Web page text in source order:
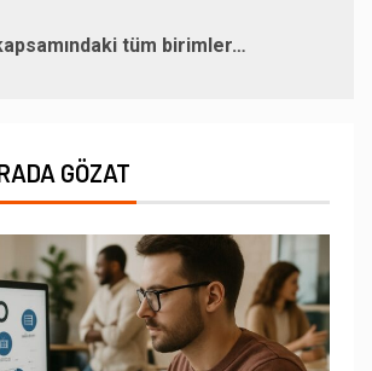
tüm birimler…
GÖZAT